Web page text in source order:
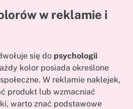
w reklamie i
się do psychologii
kolor posiada określone
W reklamie naklejek,
produkt lub wzmacniać
warto znać podstawowe